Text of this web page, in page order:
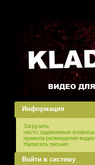
Информация
Загрузить
часто задаваемые вопросы
правила размещения видео
Написать письмо
Войти в систему